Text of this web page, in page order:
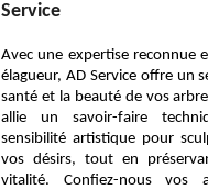
Service
Avec une expertise reconnue
élagueur, AD Service offre un
santé et la beauté de vos
allie un savoir-faire
sensibilité artistique pour
vos désirs, tout en
vitalité. Confiez-nous vos